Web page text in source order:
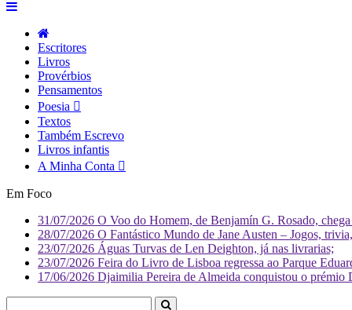
Escritores
Livros
Provérbios
Pensamentos
Poesia
Textos
Também Escrevo
Livros infantis
A Minha Conta
Em Foco
31/07/2026 O Voo do Homem, de Benjamín G. Rosado,
28/07/2026 O Fantástico Mundo de Jane Austen – Jogos,
23/07/2026 Águas Turvas de Len Deighton, já nas livrarias;
23/07/2026 Feira do Livro de Lisboa regressa ao Parque
17/06/2026 Djaimilia Pereira de Almeida conquistou o